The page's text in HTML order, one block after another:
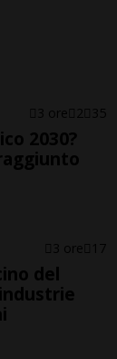
3 ore 2 35
2030?
3 ore 17
del